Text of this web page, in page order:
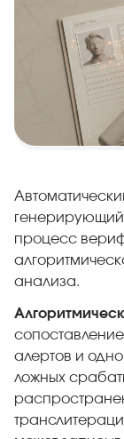
генерирующий
процесс
анализа.
алертов и
ложных